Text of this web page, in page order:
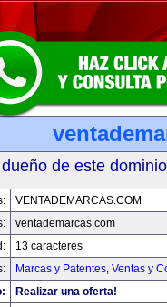
de este
VENTADEMARCAS.COM
ventademarcas.com
13 caracteres
Marcas y Patentes, Ventas y
Realizar una oferta!